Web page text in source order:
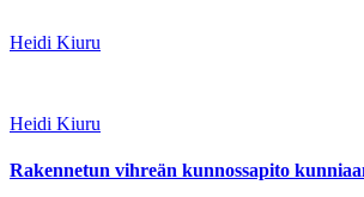
Heidi Kiuru
Heidi Kiuru
Rakennetun vihreän kunnossapito